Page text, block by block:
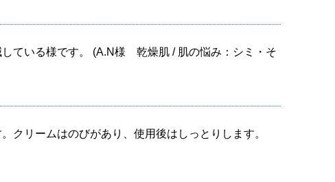
ている様です。 (A.N様 乾燥肌 / 肌の悩み：シミ・そ
クリームはのびがあり、使用後はしっとりします。